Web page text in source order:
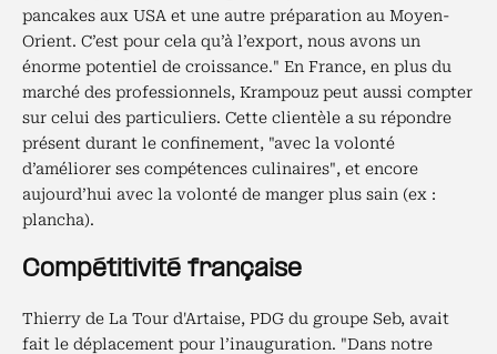
pancakes aux USA et une autre préparation au Moyen-
Orient. C’est pour cela qu’à l’export, nous avons un
énorme potentiel de croissance." En France, en plus du
marché des professionnels, Krampouz peut aussi compter
sur celui des particuliers. Cette clientèle a su répondre
présent durant le confinement, "avec la volonté
d’améliorer ses compétences culinaires", et encore
aujourd’hui avec la volonté de manger plus sain (ex :
plancha).
Compétitivité française
Thierry de La Tour d'Artaise, PDG du groupe Seb, avait
fait le déplacement pour l’inauguration. "Dans notre